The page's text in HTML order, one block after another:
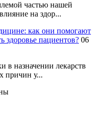
частью нашей
на здор...
как они помогают
здоровье пациентов? 06
в назначении лекарств
причин у...